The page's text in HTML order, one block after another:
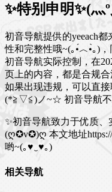
✨特别申明✨(灬
初音导航提供的yeeach
性和完整性哦~(｡•́︿•̀｡)
初音导航实际控制，在
页上的内容，都是合规合
如果出现违规，可以直
(*≧▽≦)ノ~☆ 初音导航不
✨初音导航致力于优质、
(ღ✪v✪)ღ 本文地址
哟~(｡♥‿♥｡)
相关导航